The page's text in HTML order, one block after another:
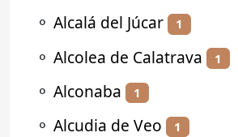
⚬ Alcalá del Júcar 1
⚬ Alcolea de Calatrava 1
⚬ Alconaba 1
⚬ Alcudia de Veo 1